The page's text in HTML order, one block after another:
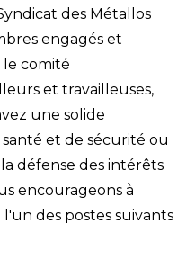
des Métallos
engagés et
le comité
et travailleuses,
une solide
et de sécurité ou
défense des intérêts
encourageons à
des postes suivants